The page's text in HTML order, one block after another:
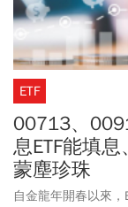
ETF
00713、
息ETF能填
蒙塵珍珠
自金龍年開春以來